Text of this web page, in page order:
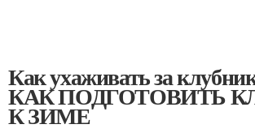
Как ухаживать за
КАК ПОДГОТОВИТЬ
К ЗИМЕ